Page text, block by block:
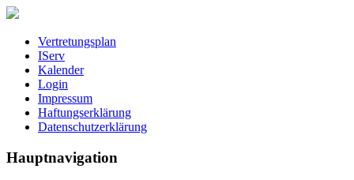
Vertretungsplan
IServ
Kalender
Login
Impressum
Haftungserklärung
Datenschutzerklärung
Hauptnavigation